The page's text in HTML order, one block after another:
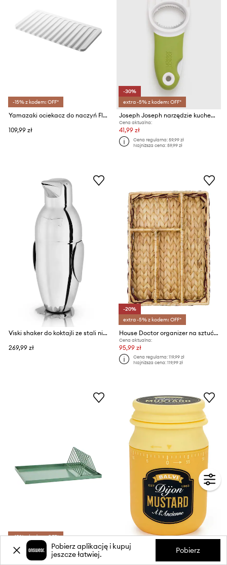
-15% z kodem: OFF*
Yamazaki ociekacz do naczyń Flow
109,99 zł
-30%
extra -5% z kodem: OFF*
Joseph Joseph narzędzie kuchenne GoAvocado 3 w 1
Cena aktualna:
41,99 zł
Cena regularna:59,99 zł
Najniższa cena:59,99 zł
Viski shaker do koktajli ze stali nierdzewnej
269,99 zł
-20%
extra -5% z kodem: OFF*
House Doctor organizer na sztućce 35 x 25 x 6 cm
Cena aktualna:
95,99 zł
Cena regularna:119,99 zł
Najniższa cena:119,99 zł
-15% z kodem: OFF*
Madam Stoltz ociekacz do naczyń z żelaza 44 x 32 x 15 cm
Pobierz aplikację i kupuj
jeszcze łatwiej.
Pobierz